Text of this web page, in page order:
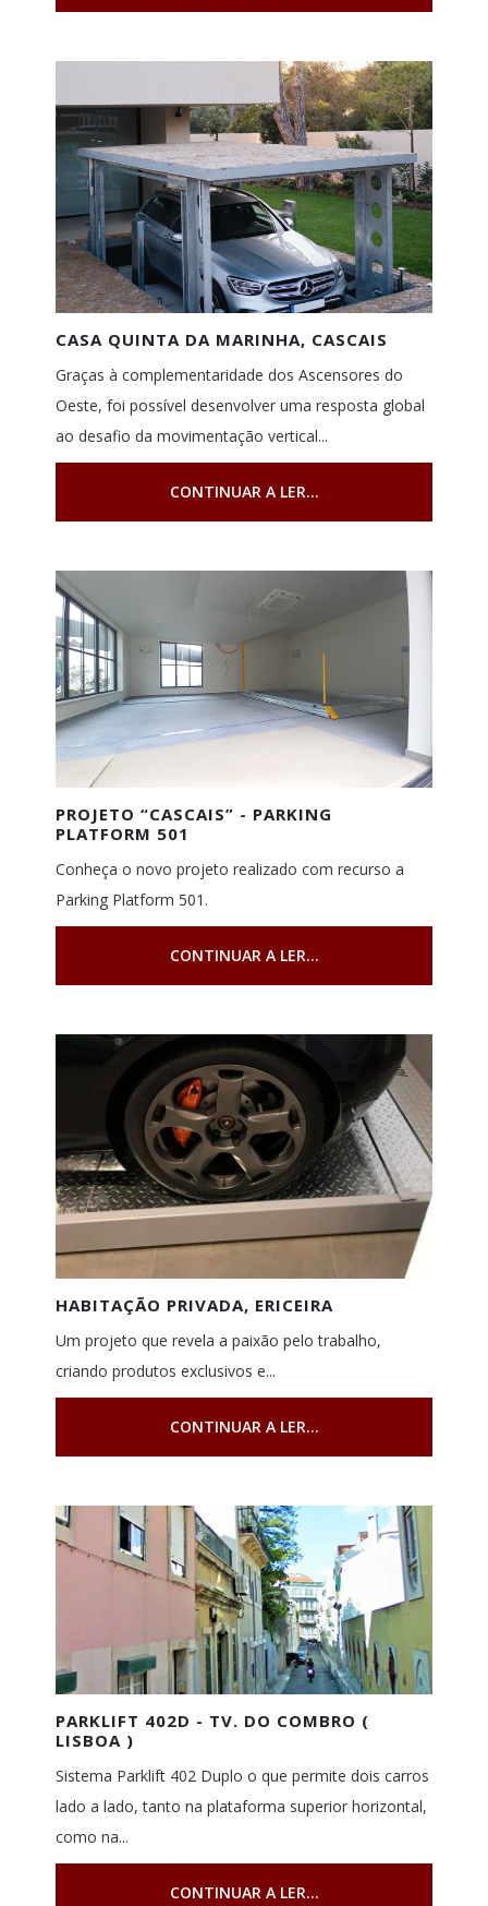
CASA QUINTA DA MARINHA, CASCAIS
Graças à complementaridade dos Ascensores do
Oeste, foi possível desenvolver uma resposta global
ao desafio da movimentação vertical...
CONTINUAR A LER...
PROJETO “CASCAIS” - PARKING
PLATFORM 501
Conheça o novo projeto realizado com recurso a
Parking Platform 501.
CONTINUAR A LER...
HABITAÇÃO PRIVADA, ERICEIRA
Um projeto que revela a paixão pelo trabalho,
criando produtos exclusivos e...
CONTINUAR A LER...
PARKLIFT 402D - TV. DO COMBRO (
LISBOA )
Sistema Parklift 402 Duplo o que permite dois carros
lado a lado, tanto na plataforma superior horizontal,
como na...
CONTINUAR A LER...